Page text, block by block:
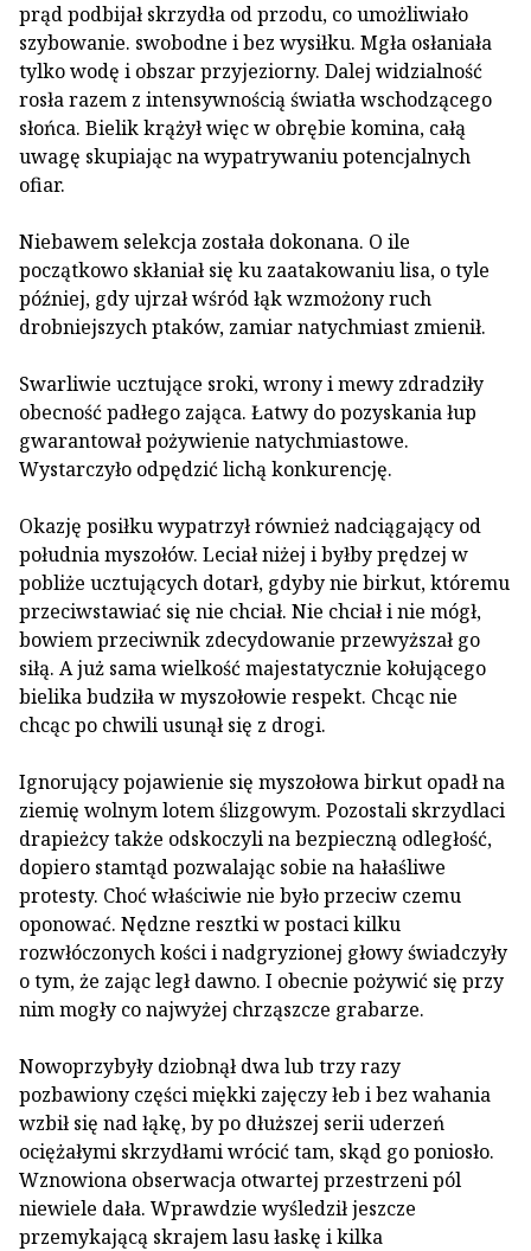
prąd podbijał skrzydła od przodu, co umożliwiało
szybowanie. swobodne i bez wysiłku. Mgła osłaniała
tylko wodę i obszar przyjeziorny. Dalej widzialność
rosła razem z intensywnością światła wschodzącego
słońca. Bielik krążył więc w obrębie komina, całą
uwagę skupiając na wypatrywaniu potencjalnych
ofiar.
Niebawem selekcja została dokonana. O ile
początkowo skłaniał się ku zaatakowaniu lisa, o tyle
później, gdy ujrzał wśród łąk wzmożony ruch
drobniejszych ptaków, zamiar natychmiast zmienił.
Swarliwie ucztujące sroki, wrony i mewy zdradziły
obecność padłego zająca. Łatwy do pozyskania łup
gwarantował pożywienie natychmiastowe.
Wystarczyło odpędzić lichą konkurencję.
Okazję posiłku wypatrzył również nadciągający od
południa myszołów. Leciał niżej i byłby prędzej w
pobliże ucztujących dotarł, gdyby nie birkut, któremu
przeciwstawiać się nie chciał. Nie chciał i nie mógł,
bowiem przeciwnik zdecydowanie przewyższał go
siłą. A już sama wielkość majestatycznie kołującego
bielika budziła w myszołowie respekt. Chcąc nie
chcąc po chwili usunął się z drogi.
Ignorujący pojawienie się myszołowa birkut opadł na
ziemię wolnym lotem ślizgowym. Pozostali skrzydlaci
drapieżcy także odskoczyli na bezpieczną odległość,
dopiero stamtąd pozwalając sobie na hałaśliwe
protesty. Choć właściwie nie było przeciw czemu
oponować. Nędzne resztki w postaci kilku
rozwłóczonych kości i nadgryzionej głowy świadczyły
o tym, że zając legł dawno. I obecnie pożywić się przy
nim mogły co najwyżej chrząszcze grabarze.
Nowoprzybyły dziobnął dwa lub trzy razy
pozbawiony części miękki zajęczy łeb i bez wahania
wzbił się nad łąkę, by po dłuższej serii uderzeń
ociężałymi skrzydłami wrócić tam, skąd go poniosło.
Wznowiona obserwacja otwartej przestrzeni pól
niewiele dała. Wprawdzie wyśledził jeszcze
przemykającą skrajem lasu łaskę i kilka